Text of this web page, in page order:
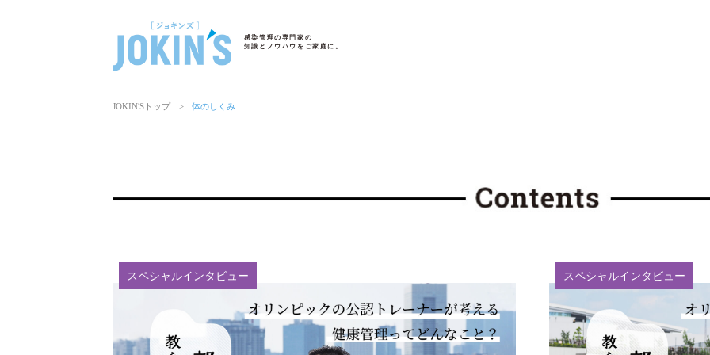
感染管理の専門家の
知識とノウハウをご家庭に。
JOKIN′Sトップ > 体のしくみ
スペシャルインタビュー スペシャルインタビュー